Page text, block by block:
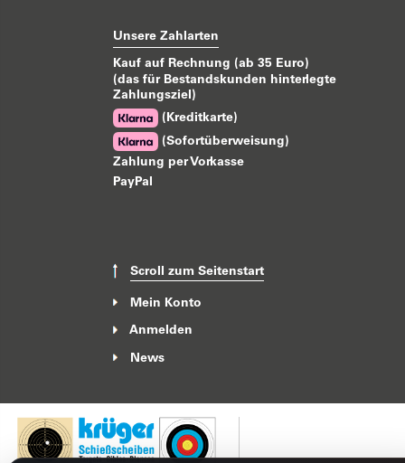
Unsere Zahlarten
Kauf auf Rechnung (ab 35 Euro)
(das für Bestandskunden hinterlegte
Zahlungsziel)
(Kreditkarte)
(Sofortüberweisung)
Zahlung per Vorkasse
PayPal
Scroll zum Seitenstart
Mein Konto
Anmelden
News